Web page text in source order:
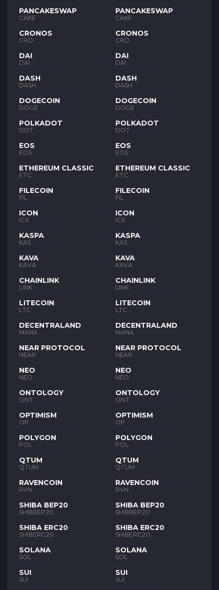
PANCAKESWAP
CAKE
CRONOS
CRO
DAI
DAI
DASH
DASH
DOGECOIN
DOGE
POLKADOT
DOT
EOS
EOS
ETHEREUM CLASSIC
ETC
FILECOIN
FIL
ICON
ICX
KASPA
KAS
KAVA
KAVA
CHAINLINK
LINK
LITECOIN
LTC
DECENTRALAND
MANA
NEAR PROTOCOL
NEAR
NEO
NEO
ONTOLOGY
ONT
OPTIMISM
OP
POLYGON
POL
QTUM
QTUM
RAVENCOIN
RVN
SHIBA BEP20
SHIBBEP20
SHIBA ERC20
SHIBERC20
SOLANA
SOL
SUI
SUI
PANCAKESWAP
CAKE
CRONOS
CRO
DAI
DAI
DASH
DASH
DOGECOIN
DOGE
POLKADOT
DOT
EOS
EOS
ETHEREUM CLASSIC
ETC
FILECOIN
FIL
ICON
ICX
KASPA
KAS
KAVA
KAVA
CHAINLINK
LINK
LITECOIN
LTC
DECENTRALAND
MANA
NEAR PROTOCOL
NEAR
NEO
NEO
ONTOLOGY
ONT
OPTIMISM
OP
POLYGON
POL
QTUM
QTUM
RAVENCOIN
RVN
SHIBA BEP20
SHIBBEP20
SHIBA ERC20
SHIBERC20
SOLANA
SOL
SUI
SUI